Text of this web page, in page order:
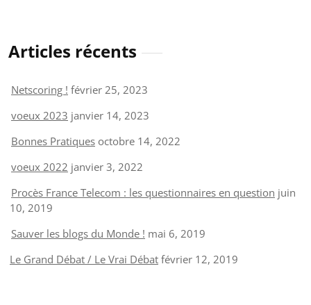
Articles récents
Netscoring ! février 25, 2023
voeux 2023 janvier 14, 2023
Bonnes Pratiques octobre 14, 2022
voeux 2022 janvier 3, 2022
Procès France Telecom : les questionnaires en question juin
10, 2019
Sauver les blogs du Monde ! mai 6, 2019
Le Grand Débat / Le Vrai Débat février 12, 2019